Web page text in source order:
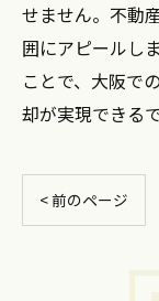
せません。不動
囲にアピールし
ことで、大阪で
却が実現できる
< 前のページ